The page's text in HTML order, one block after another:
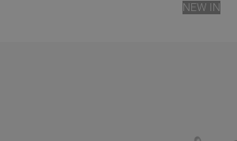
NEW IN